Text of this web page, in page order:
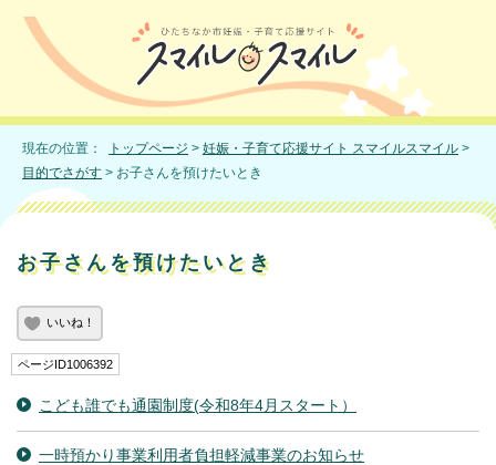
現在の位置： トップページ > 妊娠・子育て応援サイト スマイルスマイル >
目的でさがす > お子さんを預けたいとき
お子さんを預けたいとき
いいね！
ページID1006392
こども誰でも通園制度(令和8年4月スタート）
一時預かり事業利用者負担軽減事業のお知らせ